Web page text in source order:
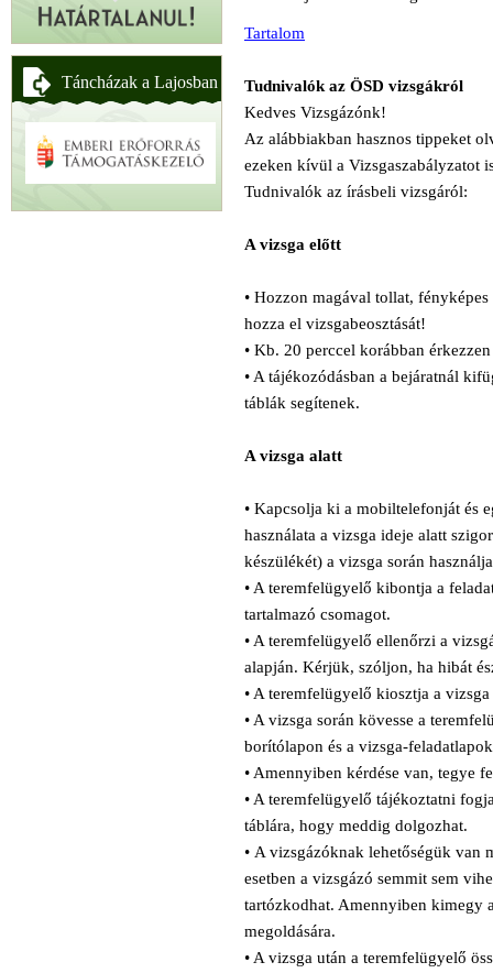
Táncházak a Lajosban
Tartalom
Tudnivalók az ÖSD vizsgákról
Kedves Vizsgázónk!
Az alábbiakban hasznos tippeket
ezeken kívül a Vizsgaszabályzatot
Tudnivalók az írásbeli vizsgáról:
A vizsga előtt
• Hozzon magával tollat,
hozza el vizsgabeosztását!
• Kb. 20 perccel korábban
• A tájékozódásban a bejáratnál
táblák segítenek.
A vizsga alatt
• Kapcsolja ki a mobiltelefonját és
használata a vizsga ideje alatt
készülékét) a vizsga során
• A teremfelügyelő kibontja a
tartalmazó csomagot.
• A teremfelügyelő ellenőrzi a
alapján. Kérjük, szóljon, ha hibát
• A teremfelügyelő kiosztja a
• A vizsga során kövesse a
borítólapon és a vizsga-
• Amennyiben kérdése van, tegye
• A teremfelügyelő tájékoztatni
táblára, hogy meddig dolgozhat.
• A vizsgázóknak lehetőségük van
esetben a vizsgázó semmit sem
tartózkodhat. Amennyiben kimegy
megoldására.
• A vizsga után a teremfelügyelő